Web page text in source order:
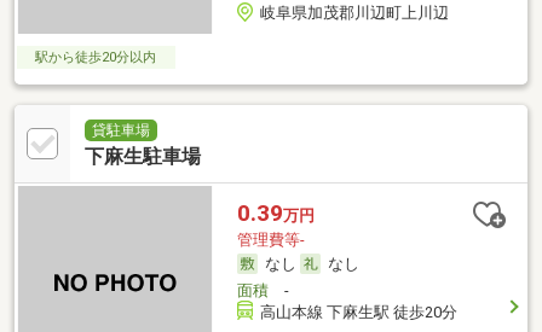
岐阜県加茂郡川辺町上川辺
駅から徒歩20分以内
貸駐車場
下麻生駐車場
0.39万円
管理費等-
なし
なし
面積-
高山本線 下麻生駅 徒歩20分